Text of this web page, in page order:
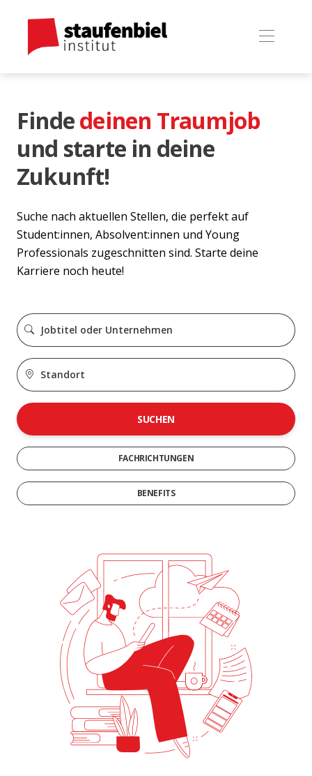
Findedeinen Traumjob
und starte in deine
Zukunft!
Suche nach aktuellen Stellen, die perfekt auf
Student:innen, Absolvent:innen und Young
Professionals zugeschnitten sind. Starte deine
Karriere noch heute!
SUCHEN
FACHRICHTUNGEN
BENEFITS